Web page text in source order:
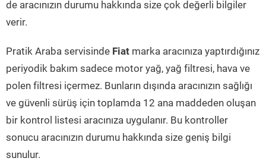
de aracınızın durumu hakkında size çok değerli bilgiler
verir.
Pratik Araba servisinde Fiat marka aracınıza yaptırdığınız
periyodik bakım sadece motor yağ, yağ filtresi, hava ve
polen filtresi içermez. Bunların dışında aracınızın sağlığı
ve güvenli sürüş için toplamda 12 ana maddeden oluşan
bir kontrol listesi aracınıza uygulanır. Bu kontroller
sonucu aracınızın durumu hakkında size geniş bilgi
sunulur.